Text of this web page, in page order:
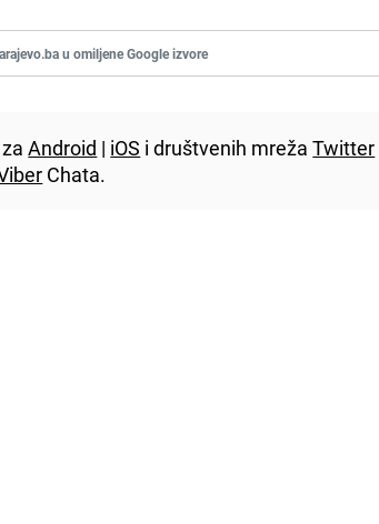
u omiljene Google izvore
zaAndroid | iOS i društvenih mrežaTwitter
Chata.